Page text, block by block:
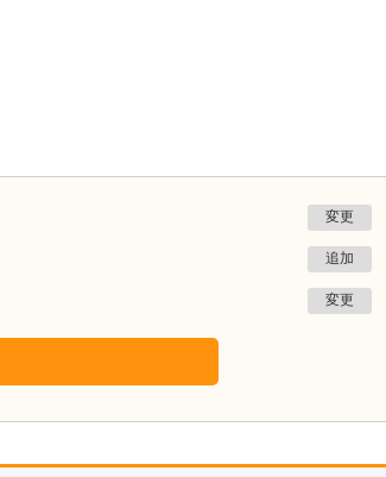
変更
追加
変更
東京都中野区